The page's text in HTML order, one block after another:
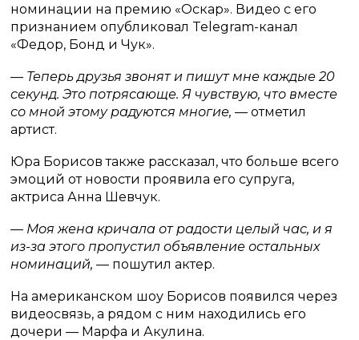
номинации на премию «Оскар». Видео с его
признанием опубликовал Telegram-канал
«Федор, Бонд и Чук».
— Теперь друзья звонят и пишут мне каждые 20
секунд. Это потрясающе. Я чувствую, что вместе
со мной этому радуются многие,— отметил
артист.
Юра Борисов также рассказал, что больше всего
эмоций от новости проявила его супруга,
актриса Анна Шевчук.
— Моя жена кричала от радости целый час, и я
из-за этого пропустил объявление остальных
номинаций,— пошутил актер.
На американском шоу Борисов появился через
видеосвязь, а рядом с ним находились его
дочери — Марфа и Акулина.